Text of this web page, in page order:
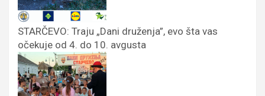
STARČEVO: Traju „Dani druženja”, evo šta vas
očekuje od 4. do 10. avgusta